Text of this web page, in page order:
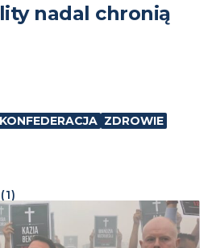
nadal chronią
KONFEDERACJA ZDROWIE
1)